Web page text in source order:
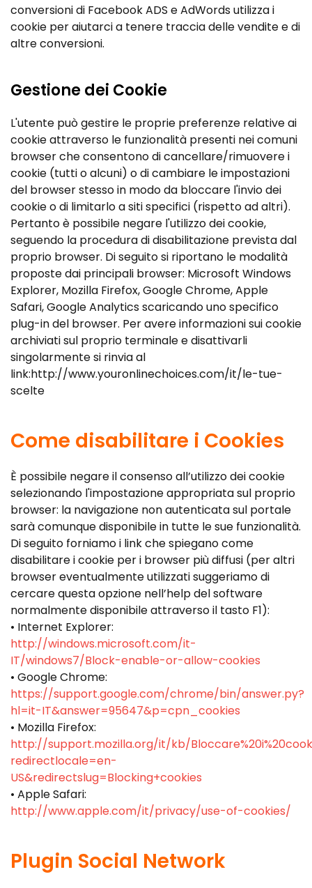
conversioni di Facebook ADS e AdWords utilizza i
cookie per aiutarci a tenere traccia delle vendite e di
altre conversioni.
Gestione dei Cookie
L'utente può gestire le proprie preferenze relative ai
cookie attraverso le funzionalità presenti nei comuni
browser che consentono di cancellare/rimuovere i
cookie (tutti o alcuni) o di cambiare le impostazioni
del browser stesso in modo da bloccare l'invio dei
cookie o di limitarlo a siti specifici (rispetto ad altri).
Pertanto è possibile negare l'utilizzo dei cookie,
seguendo la procedura di disabilitazione prevista dal
proprio browser. Di seguito si riportano le modalità
proposte dai principali browser: Microsoft Windows
Explorer, Mozilla Firefox, Google Chrome, Apple
Safari, Google Analytics scaricando uno specifico
plug-in del browser. Per avere informazioni sui cookie
archiviati sul proprio terminale e disattivarli
singolarmente si rinvia al
link:http://www.youronlinechoices.com/it/le-tue-
scelte
Come disabilitare i Cookies
È possibile negare il consenso all’utilizzo dei cookie
selezionando l'impostazione appropriata sul proprio
browser: la navigazione non autenticata sul portale
sarà comunque disponibile in tutte le sue funzionalità.
Di seguito forniamo i link che spiegano come
disabilitare i cookie per i browser più diffusi (per altri
browser eventualmente utilizzati suggeriamo di
cercare questa opzione nell’help del software
normalmente disponibile attraverso il tasto F1):
• Internet Explorer:
http://windows.microsoft.com/it-
IT/windows7/Block-enable-or-allow-cookies
• Google Chrome:
https://support.google.com/chrome/bin/answer.py?
hl=it-IT&answer=95647&p=cpn_cookies
• Mozilla Firefox:
http://support.mozilla.org/it/kb/
redirectlocale=en-
US&redirectslug=Blocking+cookies
• Apple Safari:
http://www.apple.com/it/privacy/use-of-cookies/
Plugin Social Network